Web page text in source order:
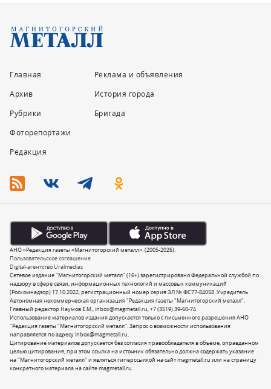
Главная
Архив
Рубрики
Фоторепортажи
Редакция
Реклама и объявления
История города
Бригада
Сетевое издание "Магнитогорский металл" (16+) зарегистрировано Федеральной службой по
надзору в сфере связи, информационных технологий и массовых коммуникаций
(Роскомнадзор) 17.10.2022, регистрационный номер серия ЭЛ № ФС77-84058. Учредитель
Автономная некоммерческая организация "Редакция газеты "Магнитогорский металл".
Главный редактор Наумов Е.М.,inbox@magmetall.ru,+7 (3519) 39-60-74
Использование материалов издания допускается только с письменного разрешения АНО
"Редакция газеты "Магнитогорский металл". Запрос о возможности использования
направляется по адресуinbox@magmetall.ru.
Цитирование материалов допускается без согласия правообладателя в объеме, оправданном
целью цитирования, при этом ссылка на источник обязательно должна содержать указание
на "Магнитогорский металл" и являться гиперссылкой на сайт magmetall.ru или на страницу
конкретного материала на сайте magmetall.ru.
Пользовательское соглашение
Digital-агентство Uralmedias
АНО «Редакция газеты «Магнитогорский металл». (2005-2026).